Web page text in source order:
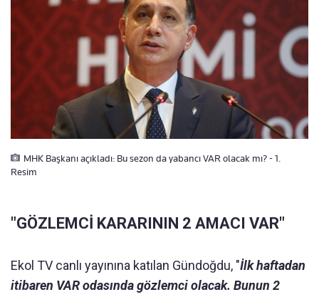
MHK Başkanı açıkladı: Bu sezon da yabancı VAR olacak mı? - 1.
Resim
"GÖZLEMCİ KARARININ 2 AMACI VAR"
Ekol TV canlı yayınına katılan Gündoğdu, "İlk haftadan
itibaren VAR odasında gözlemci olacak. Bunun 2